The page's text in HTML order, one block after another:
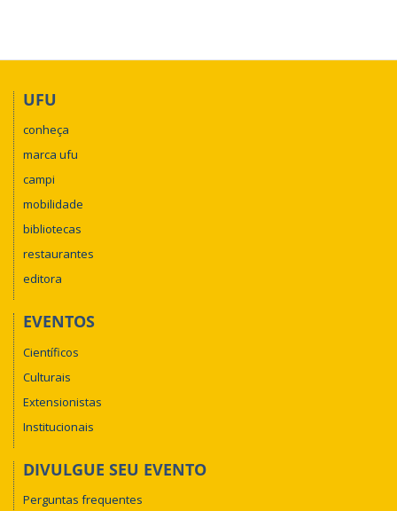
UFU
conheça
marca ufu
campi
mobilidade
bibliotecas
restaurantes
editora
EVENTOS
Científicos
Culturais
Extensionistas
Institucionais
DIVULGUE SEU EVENTO
Perguntas frequentes